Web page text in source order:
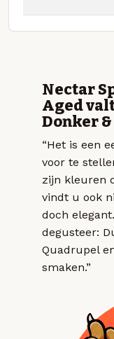
Nectar
Aged
Donker
“Het is een
voor te
zijn kleuren
vindt u ook
doch
degusteer:
Quadrupel
smaken.”